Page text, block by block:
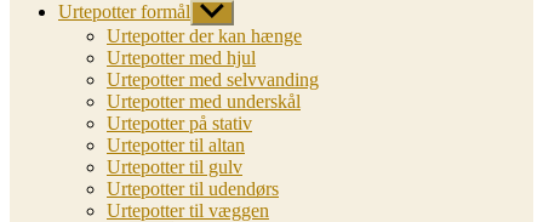
Urtepotter formål Vis
undermenu
Urtepotter der kan hænge
Urtepotter med hjul
Urtepotter med selvvanding
Urtepotter med underskål
Urtepotter på stativ
Urtepotter til altan
Urtepotter til gulv
Urtepotter til udendørs
Urtepotter til væggen